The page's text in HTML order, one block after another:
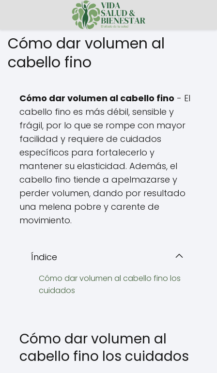
Cómo dar volumen al
cabello fino
Cómo dar volumen al cabello fino - El
cabello fino es más débil, sensible y
frágil, por lo que se rompe con mayor
facilidad y requiere de cuidados
específicos para fortalecerlo y
mantener su elasticidad. Además, el
cabello fino tiende a apelmazarse y
perder volumen, dando por resultado
una melena pobre y carente de
movimiento.
Índice
Cómo dar volumen al cabello fino los
cuidados
Cómo dar volumen al
cabello fino los cuidados